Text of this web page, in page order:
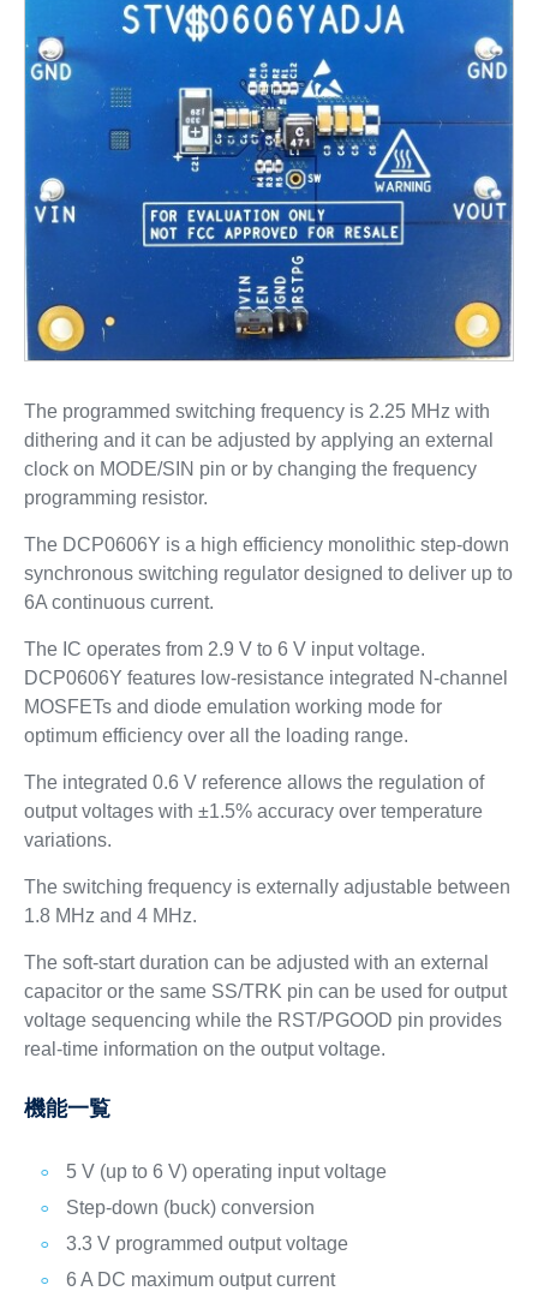
The programmed switching frequency is 2.25 MHz with
dithering and it can be adjusted by applying an external
clock on MODE/SIN pin or by changing the frequency
programming resistor.
The DCP0606Y is a high efficiency monolithic step-down
synchronous switching regulator designed to deliver up to
6A continuous current.
The IC operates from 2.9 V to 6 V input voltage.
DCP0606Y features low-resistance integrated N-channel
MOSFETs and diode emulation working mode for
optimum efficiency over all the loading range.
The integrated 0.6 V reference allows the regulation of
output voltages with ±1.5% accuracy over temperature
variations.
The switching frequency is externally adjustable between
1.8 MHz and 4 MHz.
The soft-start duration can be adjusted with an external
capacitor or the same SS/TRK pin can be used for output
voltage sequencing while the RST/PGOOD pin provides
real-time information on the output voltage.
機能一覧
5 V (up to 6 V) operating input voltage
Step-down (buck) conversion
3.3 V programmed output voltage
6 A DC maximum output current